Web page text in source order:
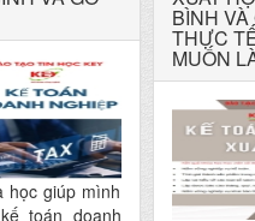
Nơi bạn “học
không chỉ học
học giúp mình
toán doanh
BÌNH VÀ
THỰC
MUỐN